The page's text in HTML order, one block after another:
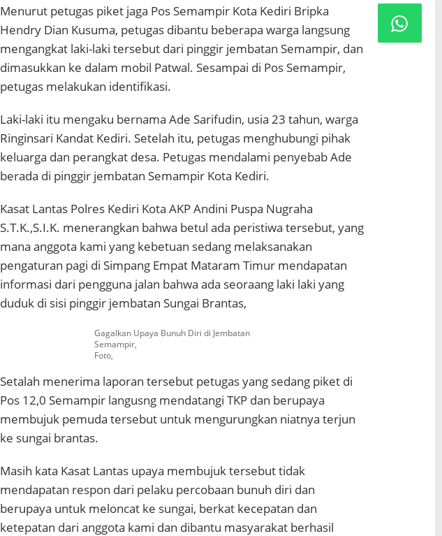
Menurut petugas piket jaga Pos Semampir Kota Kediri Bripka
Hendry Dian Kusuma, petugas dibantu beberapa warga langsung
mengangkat laki-laki tersebut dari pinggir jembatan Semampir, dan
dimasukkan ke dalam mobil Patwal. Sesampai di Pos Semampir,
petugas melakukan identifikasi.
Laki-laki itu mengaku bernama Ade Sarifudin, usia 23 tahun, warga
Ringinsari Kandat Kediri. Setelah itu, petugas menghubungi pihak
keluarga dan perangkat desa. Petugas mendalami penyebab Ade
berada di pinggir jembatan Semampir Kota Kediri.
Kasat Lantas Polres Kediri Kota AKP Andini Puspa Nugraha
S.T.K.,S.I.K. menerangkan bahwa betul ada peristiwa tersebut, yang
mana anggota kami yang kebetuan sedang melaksanakan
pengaturan pagi di Simpang Empat Mataram Timur mendapatan
informasi dari pengguna jalan bahwa ada seoraang laki laki yang
duduk di sisi pinggir jembatan Sungai Brantas,
Gagalkan Upaya Bunuh Diri di Jembatan
Semampir,
Foto,
Setalah menerima laporan tersebut petugas yang sedang piket di
Pos 12,0 Semampir langusng mendatangi TKP dan berupaya
membujuk pemuda tersebut untuk mengurungkan niatnya terjun
ke sungai brantas.
Masih kata Kasat Lantas upaya membujuk tersebut tidak
mendapatan respon dari pelaku percobaan bunuh diri dan
berupaya untuk meloncat ke sungai, berkat kecepatan dan
ketepatan dari anggota kami dan dibantu masyarakat berhasil